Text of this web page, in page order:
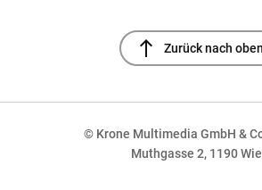
north Zurück nach oben
© Krone Multimedia GmbH &
Muthgasse 2, 1190